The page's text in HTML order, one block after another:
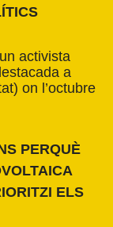
activista
a
on l’octubre
PERQUÈ
ELS